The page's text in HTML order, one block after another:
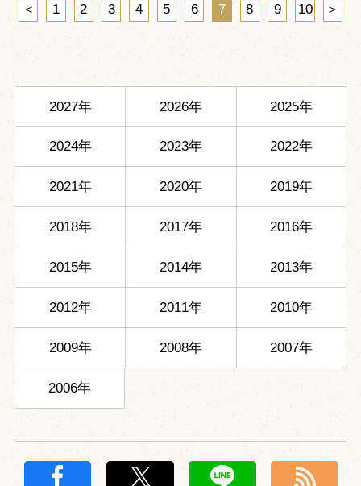
＜ 1 2 3 4 5 6 7 8 9 10 ＞
2027年 2026年 2025年
2024年 2023年 2022年
2021年 2020年 2019年
2018年 2017年 2016年
2015年 2014年 2013年
2012年 2011年 2010年
2009年 2008年 2007年
2006年